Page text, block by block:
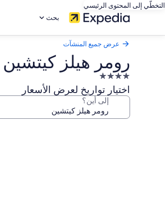
التخطّي إلى المحتوى الرئيسي
بحث
عرض جميع المنشآت
رومر هيلز كيتشين
منشأة
فندقية
مصنفة
4.0
اختيار تواريخ لعرض الأسعار
إلى أين؟